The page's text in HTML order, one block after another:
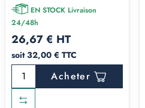
EN STOCK Livraison
24/48h
26,67 € HT
soit 32,00 € TTC
Acheter